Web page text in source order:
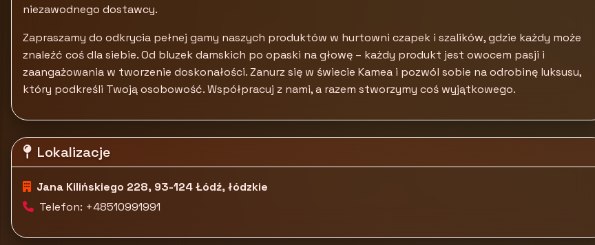
niezawodnego dostawcy.
Zapraszamy do odkrycia pełnej gamy naszych produktów w hurtowni czapek i szalików, gdzie każdy może
znaleźć coś dla siebie. Od bluzek damskich po opaski na głowę – każdy produkt jest owocem pasji i
zaangażowania w tworzenie doskonałości. Zanurz się w świecie Kamea i pozwól sobie na odrobinę luksusu,
który podkreśli Twoją osobowość. Współpracuj z nami, a razem stworzymy coś wyjątkowego.
Lokalizacje
Jana Kilińskiego 228, 93-124 Łódź, łódzkie
Telefon: +48510991991